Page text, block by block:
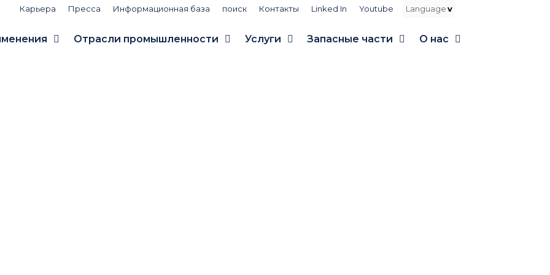
Карьера Пресса Информационная база поиск Контакты Linked In Youtube
Отрасли промышленности Услуги Запасные части О нас